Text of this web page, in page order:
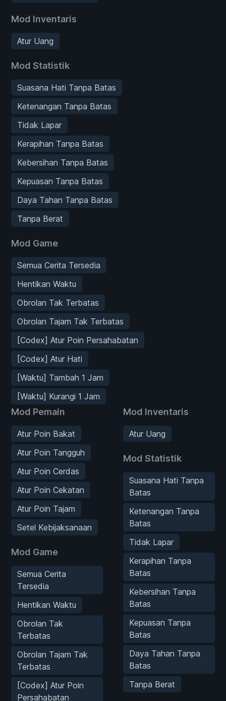
Mod Inventaris
Atur Uang
Mod Statistik
Suasana Hati Tanpa Batas
Ketenangan Tanpa Batas
Tidak Lapar
Kerapihan Tanpa Batas
Kebersihan Tanpa Batas
Kepuasan Tanpa Batas
Daya Tahan Tanpa Batas
Tanpa Berat
Mod Game
Semua Cerita Tersedia
Hentikan Waktu
Obrolan Tak Terbatas
Obrolan Tajam Tak Terbatas
[Codex] Atur Poin Persahabatan
[Codex] Atur Hati
[Waktu] Tambah 1 Jam
[Waktu] Kurangi 1 Jam
Mod Pemain
Atur Poin Bakat
Atur Poin Tangguh
Atur Poin Cerdas
Atur Poin Cekatan
Atur Poin Tajam
Setel Kebijaksanaan
Mod Game
Semua Cerita
Tersedia
Hentikan Waktu
Obrolan Tak
Terbatas
Obrolan Tajam Tak
Terbatas
[Codex] Atur Poin
Persahabatan
Mod Inventaris
Atur Uang
Mod Statistik
Suasana Hati Tanpa
Batas
Ketenangan Tanpa
Batas
Tidak Lapar
Kerapihan Tanpa
Batas
Kebersihan Tanpa
Batas
Kepuasan Tanpa
Batas
Daya Tahan Tanpa
Batas
Tanpa Berat